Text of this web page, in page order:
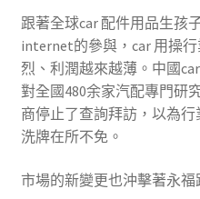
跟著全球car 配件用品生孩
internet的參與，car 用操
烈、利潤越來越薄。中國
對全國480余家汽配專門研
商停止了查詢拜訪，以為
洗牌在所不免。
市場的新變更也沖擊著永